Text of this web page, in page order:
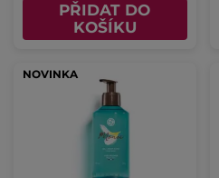
PŘIDAT DO
KOŠÍKU
NOVINKA